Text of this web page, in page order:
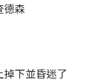
德森
下並昏迷了